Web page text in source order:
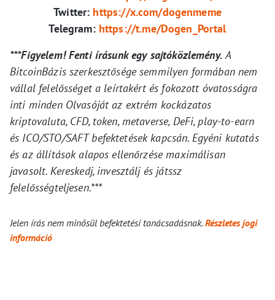
Twitter: https://x.com/dogenmeme
Telegram:https://t.me/Dogen_Portal
***Figyelem! Fenti írásunk egy sajtóközlemény.A
BitcoinBázis szerkesztősége semmilyen formában nem
vállal felelősséget a leírtakért és fokozott óvatosságra
inti minden Olvasóját az extrém kockázatos
kriptovaluta, CFD, token, metaverse, DeFi, play-to-earn
és ICO/STO/SAFT befektetések kapcsán. Egyéni kutatás
és az állítások alapos ellenőrzése maximálisan
javasolt. Kereskedj, invesztálj és játssz
felelősségteljesen.***
Jelen írás nem minősül befektetési tanácsadásnak.Részletes jogi
információ